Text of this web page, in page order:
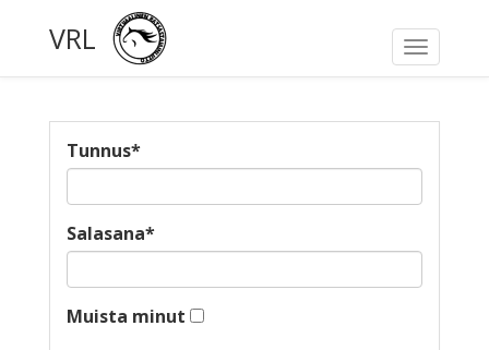
Toggle
VRL
Tunnus*
Salasana*
Muista minut